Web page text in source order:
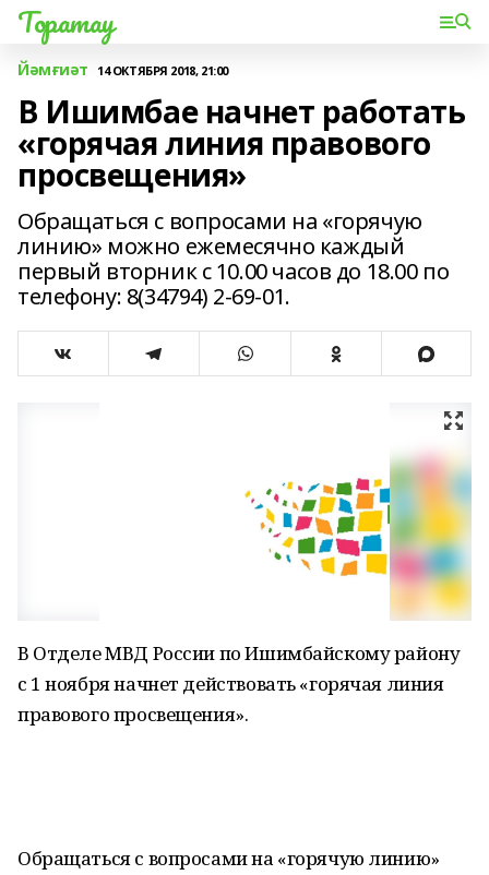
Торатау
Йәмғиәт 14 ОКТЯБРЯ 2018, 21:00
В Ишимбае начнет работать
«горячая линия правового
просвещения»
Обращаться с вопросами на «горячую
линию» можно ежемесячно каждый
первый вторник с 10.00 часов до 18.00 по
телефону: 8(34794) 2-69-01.
В Отделе МВД России по Ишимбайскому району
с 1 ноября начнет действовать «горячая линия
правового просвещения».
Обращаться с вопросами на «горячую линию»